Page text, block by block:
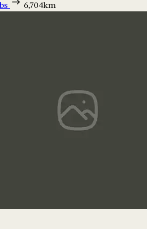
6,704km